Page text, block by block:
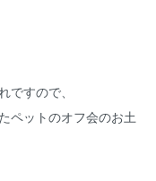
ですので、
ペットのオフ会のお土